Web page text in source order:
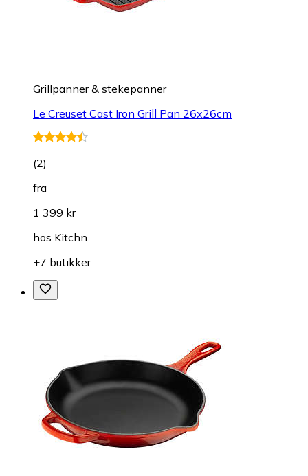
Grillpanner & stekepanner
Le Creuset Cast Iron Grill Pan 26x26cm
(2)
fra
1 399 kr
hos Kitchn
+7 butikker